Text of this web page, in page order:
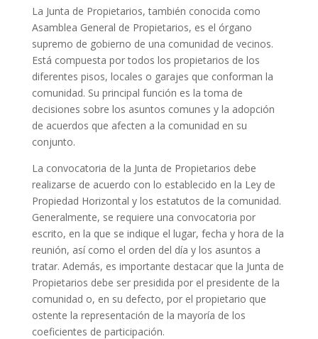
La Junta de Propietarios, también conocida como
Asamblea General de Propietarios, es el órgano
supremo de gobierno de una comunidad de vecinos.
Está compuesta por todos los propietarios de los
diferentes pisos, locales o garajes que conforman la
comunidad. Su principal función es la toma de
decisiones sobre los asuntos comunes y la adopción
de acuerdos que afecten a la comunidad en su
conjunto.
La convocatoria de la Junta de Propietarios debe
realizarse de acuerdo con lo establecido en la Ley de
Propiedad Horizontal y los estatutos de la comunidad.
Generalmente, se requiere una convocatoria por
escrito, en la que se indique el lugar, fecha y hora de la
reunión, así como el orden del día y los asuntos a
tratar. Además, es importante destacar que la Junta de
Propietarios debe ser presidida por el presidente de la
comunidad o, en su defecto, por el propietario que
ostente la representación de la mayoría de los
coeficientes de participación.